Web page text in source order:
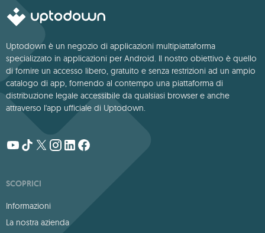
Uptodown è un negozio di applicazioni multipiattaforma
specializzato in applicazioni per Android. Il nostro obiettivo è quello
di fornire un accesso libero, gratuito e senza restrizioni ad un ampio
catalogo di app, fornendo al contempo una piattaforma di
distribuzione legale accessibile da qualsiasi browser e anche
attraverso l'app ufficiale di Uptodown.
SCOPRICI
Informazioni
La nostra azienda